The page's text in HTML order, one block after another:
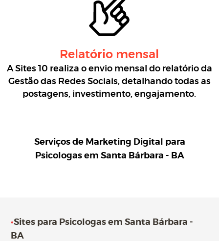
Relatório mensal
A Sites 10 realiza o envio mensal do relatório da
Gestão das Redes Sociais, detalhando todas as
postagens, investimento, engajamento.
Serviços de Marketing Digital para
Psicologas em Santa Bárbara - BA
•Sites para Psicologas em Santa Bárbara -
BA